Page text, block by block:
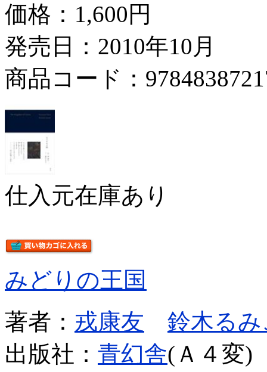
価格： 1,600円
発売日：2010年10月
商品コード：
仕入元在庫あり
みどりの王国
著者： 戎康友
鈴木るみ
出版社： 青幻舎(Ａ４変)